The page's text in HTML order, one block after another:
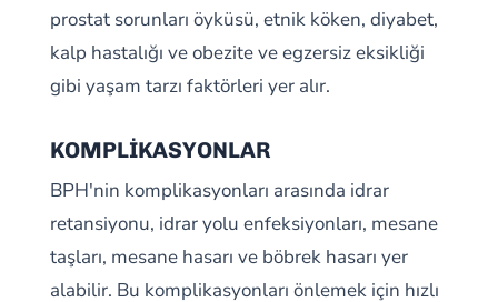
prostat sorunları öyküsü, etnik köken, diyabet,
kalp hastalığı ve obezite ve egzersiz eksikliği
gibi yaşam tarzı faktörleri yer alır.
KOMPLİKASYONLAR
BPH'nin komplikasyonları arasında idrar
retansiyonu, idrar yolu enfeksiyonları, mesane
taşları, mesane hasarı ve böbrek hasarı yer
alabilir. Bu komplikasyonları önlemek için hızlı